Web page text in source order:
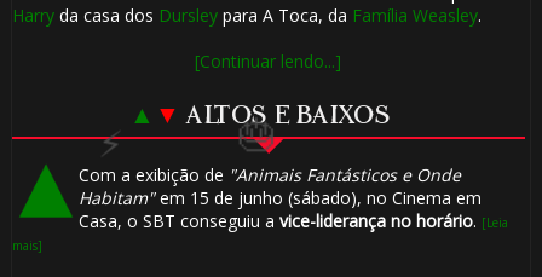
Harryda casa dos Dursleypara A Toca, da Família Weasley.
[Continuar lendo...]
▲ ▼ ALTOS E BAIXOS
Com a exibição de "Animais Fantásticos e Onde
Habitam"em 15 de junho (sábado), no Cinema em
Casa, o SBT conseguiu a vice-liderança no horário. [Leia
mais]
1️⃣
8️⃣
🎂